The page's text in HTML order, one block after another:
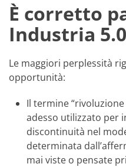
È corretto
Industria
Le maggiori perplessità
opportunità:
Il termine
adesso utilizzato per
discontinuità nel
determinata
mai viste o pensate